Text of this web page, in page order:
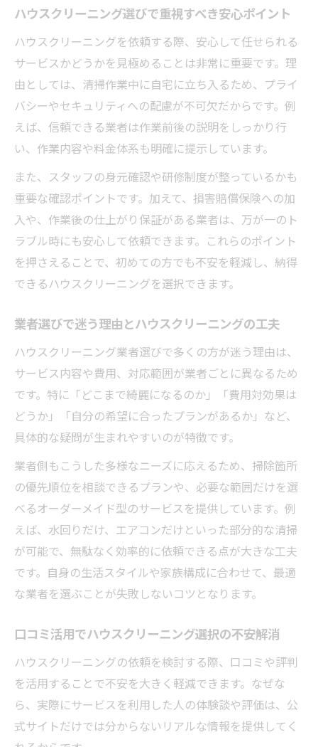
ハウスクリーニング選びで重視すべき安心ポイント
ハウスクリーニングを依頼する際、安心して任せられる
サービスかどうかを見極めることは非常に重要です。理
由としては、清掃作業中に自宅に立ち入るため、プライ
バシーやセキュリティへの配慮が不可欠だからです。例
えば、信頼できる業者は作業前後の説明をしっかり行
い、作業内容や料金体系も明確に提示しています。
また、スタッフの身元確認や研修制度が整っているかも
重要な確認ポイントです。加えて、損害賠償保険への加
入や、作業後の仕上がり保証がある業者は、万が一のト
ラブル時にも安心して依頼できます。これらのポイント
を押さえることで、初めての方でも不安を軽減し、納得
できるハウスクリーニングを選択できます。
業者選びで迷う理由とハウスクリーニングの工夫
ハウスクリーニング業者選びで多くの方が迷う理由は、
サービス内容や費用、対応範囲が業者ごとに異なるため
です。特に「どこまで綺麗になるのか」「費用対効果は
どうか」「自分の希望に合ったプランがあるか」など、
具体的な疑問が生まれやすいのが特徴です。
業者側もこうした多様なニーズに応えるため、掃除箇所
の優先順位を相談できるプランや、必要な範囲だけを選
べるオーダーメイド型のサービスを提供しています。例
えば、水回りだけ、エアコンだけといった部分的な清掃
が可能で、無駄なく効率的に依頼できる点が大きな工夫
です。自身の生活スタイルや家族構成に合わせて、最適
な業者を選ぶことが失敗しないコツとなります。
口コミ活用でハウスクリーニング選択の不安解消
ハウスクリーニングの依頼を検討する際、口コミや評判
を活用することで不安を大きく軽減できます。なぜな
ら、実際にサービスを利用した人の体験談や評価は、公
式サイトだけでは分からないリアルな情報を提供してく